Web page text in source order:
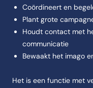
Coördineert en
Plant grote
Houdt contact met
communicatie
Bewaakt het imago
Het is een functie met